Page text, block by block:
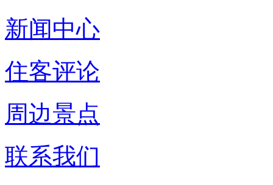
新闻中心
住客评论
周边景点
联系我们